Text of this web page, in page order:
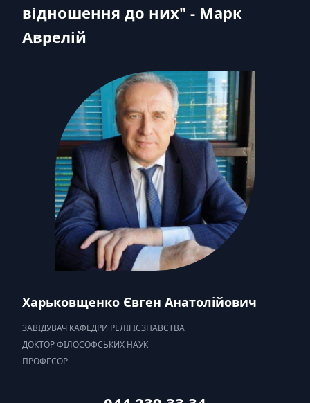
відношення до них" - Марк
Аврелій
Харьковщенко Євген Анатолійович
ЗАВІДУВАЧ КАФЕДРИ РЕЛІГІЄЗНАВСТВА
ДОКТОР ФІЛОСОФСЬКИХ НАУК
ПРОФЕСОР